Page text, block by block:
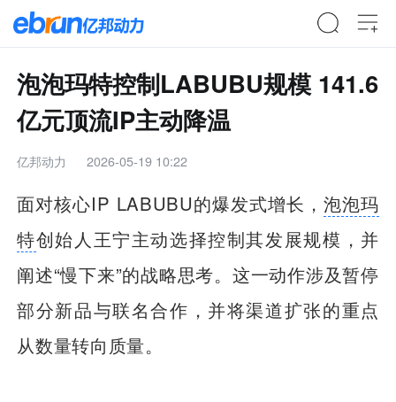
泡泡玛特控制LABUBU规模 141.6
亿元顶流IP主动降温
亿邦动力 2026-05-19 10:22
面对核心IP LABUBU的爆发式增长，泡泡玛
特创始人王宁主动选择控制其发展规模，并
阐述“慢下来”的战略思考。这一动作涉及暂停
部分新品与联名合作，并将渠道扩张的重点
从数量转向质量。